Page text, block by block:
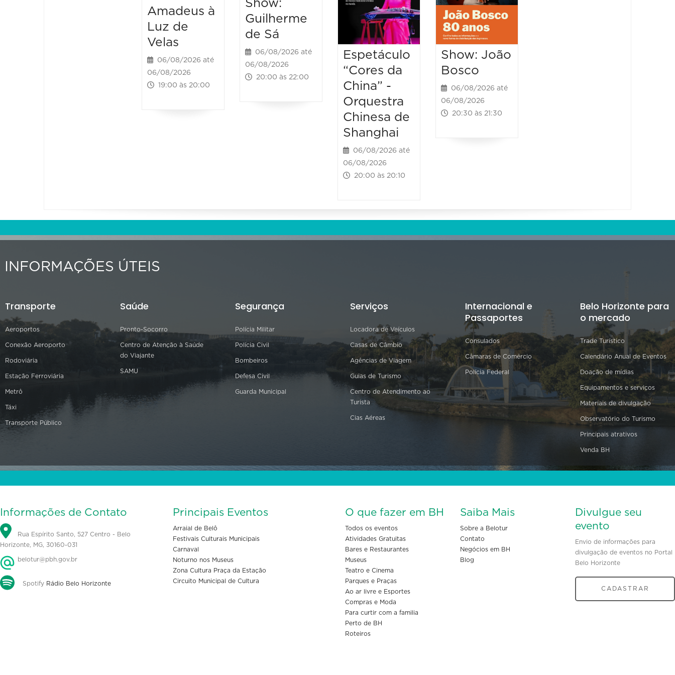
Amadeus à
Luz de
Velas
06/08/2026 até
06/08/2026
19:00 às 20:00
Show:
Guilherme
de Sá
06/08/2026 até
06/08/2026
20:00 às 22:00
Espetáculo
“Cores da
China” -
Orquestra
Chinesa de
Shanghai
06/08/2026 até
06/08/2026
20:00 às 20:10
Show: João
Bosco
06/08/2026 até
06/08/2026
20:30 às 21:30
INFORMAÇÕES ÚTEIS
Transporte
Aeroportos
Conexão Aeroporto
Rodoviária
Estação Ferroviária
Metrô
Táxi
Transporte Público
Saúde
Pronto-Socorro
Centro de Atenção à Saúde
do Viajante
SAMU
Segurança
Polícia Militar
Polícia Civil
Bombeiros
Defesa Civil
Guarda Municipal
Serviços
Locadora de Veículos
Casas de Câmbio
Agências de Viagem
Guias de Turismo
Centro de Atendimento ao
Turista
Cias Aéreas
Internacional e
Passaportes
Consulados
Câmaras de Comércio
Polícia Federal
Belo Horizonte para
o mercado
Trade Turístico
Calendário Anual de Eventos
Doação de mídias
Equipamentos e serviços
Materiais de divulgação
Observatório do Turismo
Principais atrativos
Venda BH
Informações de Contato
Rua Espírito Santo, 527 Centro - Belo
Horizonte, MG, 30160-031
belotur@pbh.gov.br
Spotify Rádio Belo Horizonte
Principais Eventos
Arraial de Belô
Festivais Culturais Municipais
Carnaval
Noturno nos Museus
Zona Cultura Praça da Estação
Circuito Municipal de Cultura
O que fazer em BH
Todos os eventos
Atividades Gratuitas
Bares e Restaurantes
Museus
Teatro e Cinema
Parques e Praças
Ao ar livre e Esportes
Compras e Moda
Para curtir com a familia
Perto de BH
Roteiros
Saiba Mais
Sobre a Belotur
Contato
Negócios em BH
Blog
Divulgue seu
evento
Envio de informações para
divulgação de eventos no Portal
Belo Horizonte
CADASTRAR